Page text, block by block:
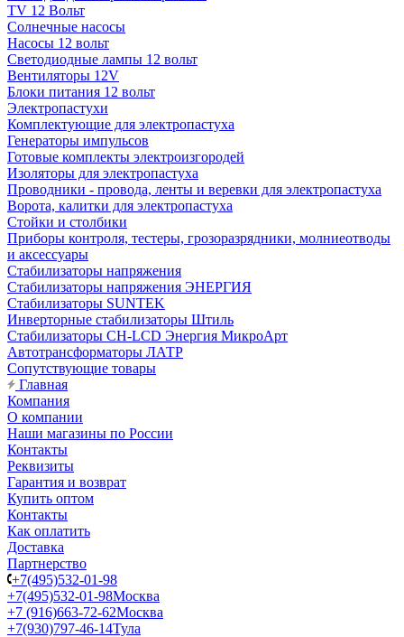
TV 12 Вольт
Солнечные насосы
Насосы 12 вольт
Светодиодные лампы 12 вольт
Вентиляторы 12V
Блоки питания 12 вольт
Электропастухи
Комплектующие для электропастуха
Генераторы импульсов
Готовые комплекты электроизгородей
Изоляторы для электропастуха
Проводники - провода, ленты и веревки для электропастуха
Ворота, калитки для электропастуха
Стойки и столбики
Приборы контроля, тестеры, грозоразрядники, молниеотводы
и аксессуары
Стабилизаторы напряжения
Стабилизаторы напряжения ЭНЕРГИЯ
Стабилизаторы SUNTEK
Инверторные стабилизаторы Штиль
Стабилизаторы СН-LCD Энepгия МикроАрт
Автотрансформаторы ЛАТР
Сопутствующие товары
Главная
Компания
О компании
Наши магазины по России
Контакты
Реквизиты
Гарантия и возврат
Купить оптом
Контакты
Как оплатить
Доставка
Партнерство
+7(495)532-01-98
+7(495)532-01-98Москва
+7 (916)663-72-62Москва
+7(930)797-46-14Тула